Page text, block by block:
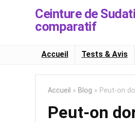
Ceinture de
comparatif
Accueil Tests & Avis
Accueil » Blog » Peut-on
Peut-on